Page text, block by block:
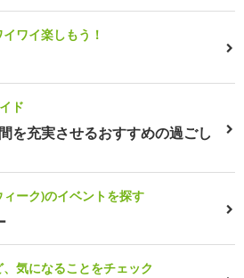
ワイ楽しもう！
ド
を充実させるおすすめの過ごし
ーク)のイベントを探す
気になることをチェック